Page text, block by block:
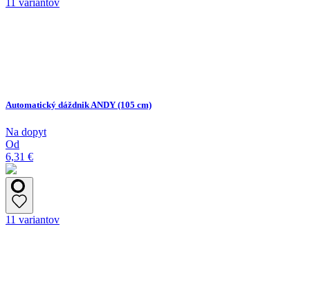
Automatický dáždnik ANDY (105 cm)
Na dopyt
Od
6,31 €
11 variantov